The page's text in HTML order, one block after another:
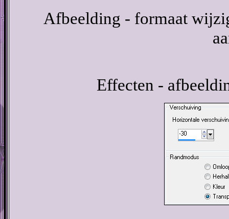
Afbeelding - formaat
Effecten -